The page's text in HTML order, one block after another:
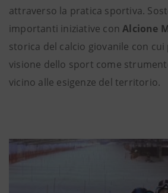
attraverso la pratica sportiva.
importanti iniziative conAlcione
storica del calcio giovanile con
visione dello sport come
vicino alle esigenze del territorio.